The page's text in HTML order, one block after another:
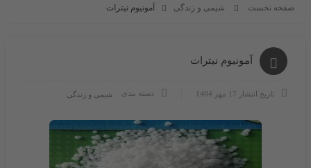
صفحه نخست شیمی و زندگی آمونیوم نیترات
آمونیوم نیترات
تاریخ انتشار 17 مهر 1404 دسته بندی شیمی و زندگی